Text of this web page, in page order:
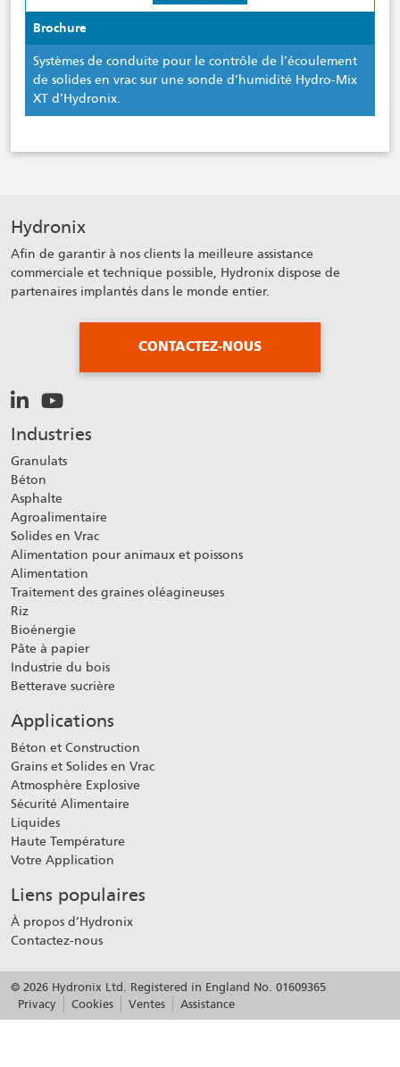
Brochure
Systèmes de conduite pour le contrôle de l’écoulement
de solides en vrac sur une sonde d’humidité Hydro-Mix
XT d’Hydronix.
Hydronix
Afin de garantir à nos clients la meilleure assistance
commerciale et technique possible, Hydronix dispose de
partenaires implantés dans le monde entier.
CONTACTEZ-NOUS
Industries
Granulats
Béton
Asphalte
Agroalimentaire
Solides en Vrac
Alimentation pour animaux et poissons
Alimentation
Traitement des graines oléagineuses
Riz
Bioénergie
Pâte à papier
Industrie du bois
Betterave sucrière
Applications
Béton et Construction
Grains et Solides en Vrac
Atmosphère Explosive
Sécurité Alimentaire
Liquides
Haute Température
Votre Application
Liens populaires
À propos d’Hydronix
Contactez-nous
© 2026 Hydronix Ltd. Registered in England No. 01609365
Privacy
Cookies Ventes Assistance